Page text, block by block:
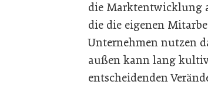
die Marktentwicklung
die die eigenen
Unternehmen nutzen
außen kann lang
entscheidenden